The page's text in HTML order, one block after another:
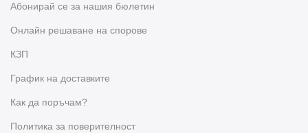
Абонирай се за нашия бюлетин
Oнлайн решаване на спорове
КЗП
График на доставките
Как да поръчам?
Политика за поверителност